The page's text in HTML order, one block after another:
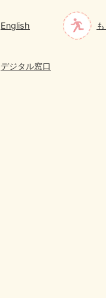
English
デジタル窓口